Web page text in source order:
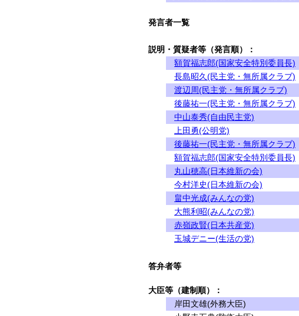
発言者一覧
説明・質疑者等（発言順）：
額賀福志郎(国家安全特別委員長)
長島昭久(民主党・無所属クラブ)
渡辺周(民主党・無所属クラブ)
後藤祐一(民主党・無所属クラブ)
中山泰秀(自由民主党)
上田勇(公明党)
後藤祐一(民主党・無所属クラブ)
額賀福志郎(国家安全特別委員長)
丸山穂高(日本維新の会)
今村洋史(日本維新の会)
畠中光成(みんなの党)
大熊利昭(みんなの党)
赤嶺政賢(日本共産党)
玉城デニー(生活の党)
答弁者等
大臣等（建制順）：
岸田文雄(外務大臣)